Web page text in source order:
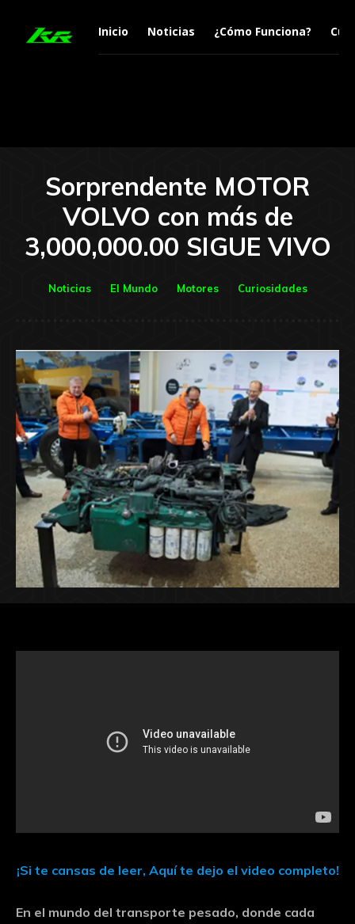
Inicio Noticias ¿Cómo Funciona?
Sorprendente MOTOR
VOLVO con más de
3,000,000.00 SIGUE VIVO
Noticias El Mundo Motores Curiosidades
¡Si te cansas de leer, Aquí te dejo el video completo!
En el mundo del transporte pesado, donde cada